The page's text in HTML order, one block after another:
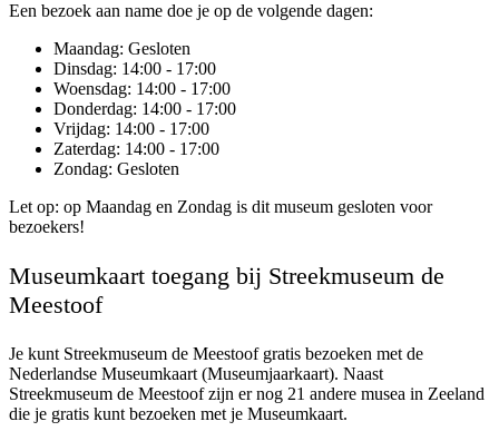
Een bezoek aan name doe je op de volgende dagen:
Maandag: Gesloten
Dinsdag: 14:00 - 17:00
Woensdag: 14:00 - 17:00
Donderdag: 14:00 - 17:00
Vrijdag: 14:00 - 17:00
Zaterdag: 14:00 - 17:00
Zondag: Gesloten
Let op: op Maandag en Zondag is dit museum gesloten voor
bezoekers!
Museumkaart toegang bij Streekmuseum de
Meestoof
Je kunt Streekmuseum de Meestoofgratis bezoeken met de
Nederlandse Museumkaart (Museumjaarkaart). Naast
Streekmuseum de Meestoof zijn er nog 21 andere musea in Zeeland
die je gratis kunt bezoeken met je Museumkaart.